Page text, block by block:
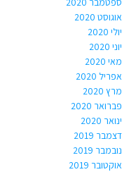
אוגוסט 2020
יולי 2020
יוני 2020
מאי 2020
אפריל 2020
מרץ 2020
פברואר 2020
ינואר 2020
דצמבר 2019
נובמבר 2019
אוקטובר 2019